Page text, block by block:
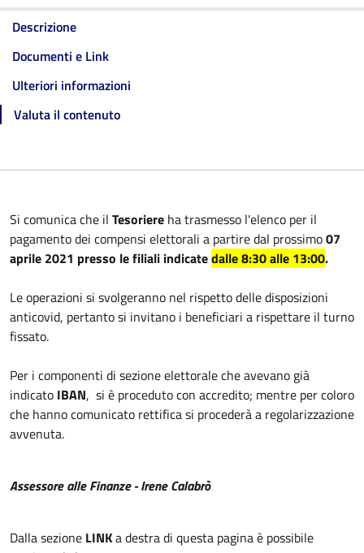
Descrizione
Documenti e Link
Ulteriori informazioni
Valuta il contenuto
Si comunica che il Tesoriere ha trasmesso l'elenco per il
pagamento dei compensi elettorali a partire dal prossimo07
aprile 2021 presso le filiali indicatedalle 8:30 alle 13:00.
Le operazioni si svolgeranno nel rispetto delle disposizioni
anticovid, pertanto si invitano i beneficiari a rispettare il turno
fissato.
Per i componenti di sezione elettorale che avevano già
indicato IBAN, si è proceduto con accredito; mentre per coloro
che hanno comunicato rettifica si procederà a regolarizzazione
avvenuta.
Assessore alle Finanze - Irene Calabrò
Dalla sezione LINKa destra di questa pagina è possibile